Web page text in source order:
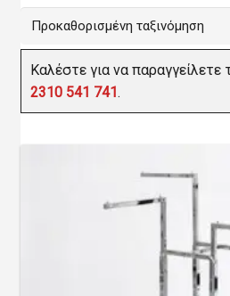
Καλέστε για να παραγγείλετε
2310 541 741.